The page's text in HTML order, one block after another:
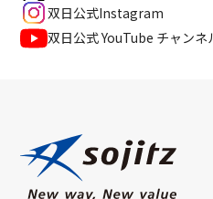
双日公式Instagram
双日公式 YouTube チャンネ